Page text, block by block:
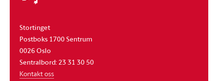
Stortinget
Postboks 1700 Sentrum
0026 Oslo
Sentralbord: 23 31 30 50
Kontakt oss